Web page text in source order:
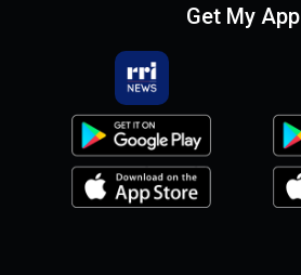
Get My App